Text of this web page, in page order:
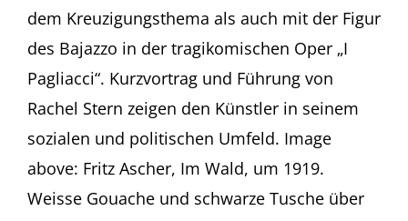
Sammlung,
Freiburg
dem Kreuzigungsthema als auch mit der Figur
des Bajazzo in der tragikomischen Oper „I
Pagliacci“. Kurzvortrag und Führung von
Rachel Stern zeigen den Künstler in seinem
sozialen und politischen Umfeld. Image
above: Fritz Ascher, Im Wald, um 1919.
Weisse Gouache und schwarze Tusche über